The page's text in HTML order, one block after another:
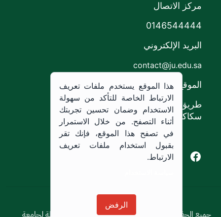
مركز الاتصال
0146544444
البريد الإلكتروني
contact@ju.edu.sa
الموقع
طريق الملك خالد،
سكاكا, المملكة العربية السعودية.
Facebook of Jouf University
X of Jouf University
سياسة الاستخدام
هذا الموقع يستخدم ملفات تعريف
الارتباط الخاصة للتأكد من سهولة
الاستخدام وضمان تحسين تجربتك
أثناء التصفح. من خلال الاستمرار
في تصفح هذا الموقع، فإنك تقر
بقبول استخدام ملفات تعريف
الارتباط.
الرفض